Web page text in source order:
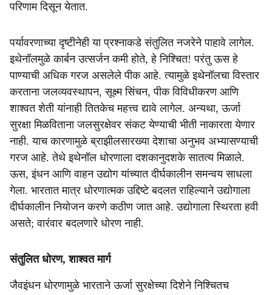
परिणाम दिसून येतात.
पर्यावरणाच्या दृष्टीनेही या प्रश्नाकडे संतुलित नजरेने पाहावे लागेल.
इथेनॉलमुळे कार्बन उत्सर्जन कमी होते, हे निश्चित! परंतु ऊस हे
पाण्याची अधिक गरज असलेले पीक आहे. त्यामुळे इथेनॉलचा विस्तार
करताना जलव्यवस्थापन, सूक्ष्म सिंचन, पीक विविधीकरण आणि
शाश्वत शेती यांनाही तितकेच महत्त्व द्यावे लागेल. अन्यथा, ऊर्जा
सुरक्षा मिळविताना जलसुरक्षेवर संकट येण्याची भीती नाकारता येणार
नाही. याच कारणामुळे ब्राझीलसारख्या देशाचा अनुभव अभ्यासण्याची
गरज आहे. तेथे इथेनॉल धोरणाला दशकानुदशके सातत्य मिळाले.
ऊस, इंधन आणि वाहन उद्योग यांच्यात दीर्घकालीन समन्वय साधला
गेला. भारतात मात्र धोरणात्मक उद्दिष्टे बदलत राहिल्याने उद्योगाला
दीर्घकालीन नियोजन करणे कठीण जात आहे. उद्योगाला स्थिरता हवी
असते; वारंवार बदलणारे धोरण नाही.
संतुलित धोरण, शाश्वत मार्ग
जैवइंधन धोरणामुळे भारताने ऊर्जा सुरक्षेच्या दिशेने निश्चितच